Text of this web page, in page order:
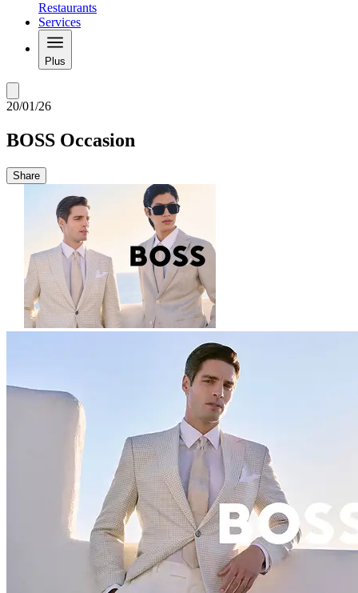
Restaurants
Services
Plus
20/01/26
BOSS Occasion
Share